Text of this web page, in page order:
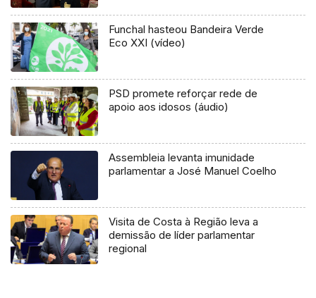
Funchal hasteou Bandeira Verde
Eco XXI (vídeo)
PSD promete reforçar rede de
apoio aos idosos (áudio)
Assembleia levanta imunidade
parlamentar a José Manuel Coelho
Visita de Costa à Região leva a
demissão de líder parlamentar
regional